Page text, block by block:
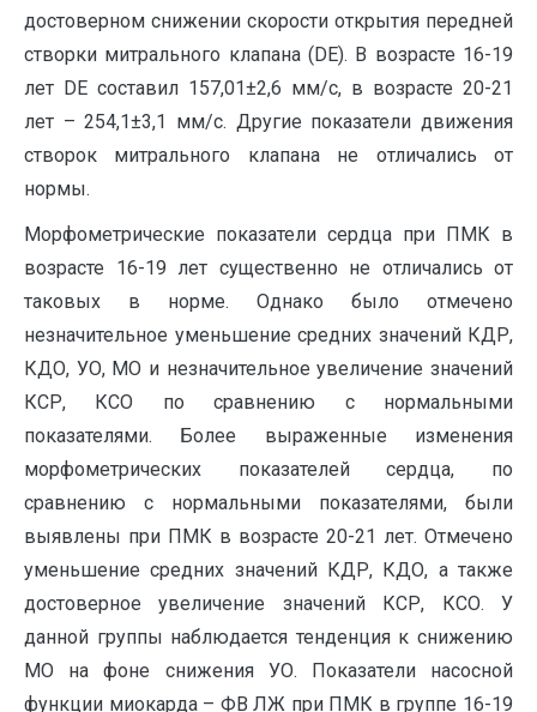
достоверном снижении скорости открытия передней
створки митрального клапана (DE). В возрасте 16-19
лет DE составил 157,01±2,6 мм/с, в возрасте 20-21
лет – 254,1±3,1 мм/с. Другие показатели движения
створок митрального клапана не отличались от
нормы.
Морфометрические показатели сердца при ПМК в
возрасте 16-19 лет существенно не отличались от
таковых в норме. Однако было отмечено
незначительное уменьшение средних значений КДР,
КДО, УО, МО и незначительное увеличение значений
КСР, КСО по сравнению с нормальными
показателями. Более выраженные изменения
морфометрических показателей сердца, по
сравнению с нормальными показателями, были
выявлены при ПМК в возрасте 20-21 лет. Отмечено
уменьшение средних значений КДР, КДО, а также
достоверное увеличение значений КСР, КСО. У
данной группы наблюдается тенденция к снижению
МО на фоне снижения УО. Показатели насосной
функции миокарда – ФВ ЛЖ при ПМК в группе 16-19